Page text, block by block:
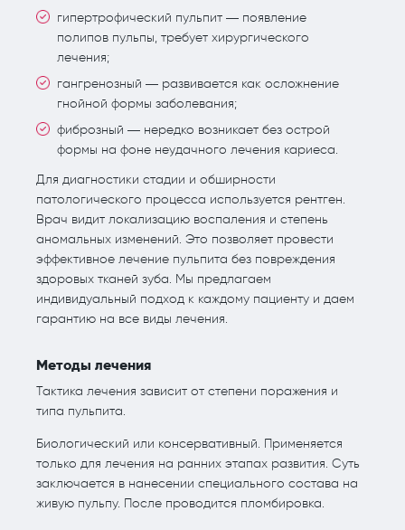
гипертрофический пульпит — появление
полипов пульпы, требует хирургического
лечения;
гангренозный — развивается как осложнение
гнойной формы заболевания;
фиброзный — нередко возникает без острой
формы на фоне неудачного лечения кариеса.
Для диагностики стадии и обширности
патологического процесса используется рентген.
Врач видит локализацию воспаления и степень
аномальных изменений. Это позволяет провести
эффективное лечение пульпита без повреждения
здоровых тканей зуба. Мы предлагаем
индивидуальный подход к каждому пациенту и даем
гарантию на все виды лечения.
Методы лечения
Тактика лечения зависит от степени поражения и
типа пульпита.
Биологический или консервативный. Применяется
только для лечения на ранних этапах развития. Суть
заключается в нанесении специального состава на
живую пульпу. После проводится пломбировка.